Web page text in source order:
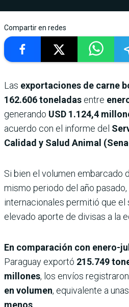
Compartir en redes
Las exportaciones de carne
162.606 toneladas entre
generando USD 1.124,4
acuerdo con el informe del
Calidad y Salud Animal
Si bien el volumen embarcado
mismo periodo del año
internacionales permitió que el
elevado aporte de divisas a la
En comparación con enero-
Paraguay exportó 215.749
millones, los envíos
en volumen, equivalente a unas
menos